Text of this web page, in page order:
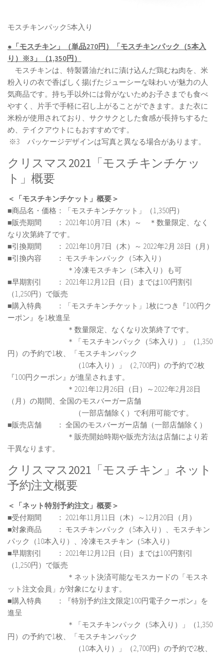
モスチキンパック5本入り
●「モスチキン」（単品270円）「モスチキンパック（5本入
り）※3」（1,350円）
モスチキンは、特製醤油だれに漬け込んだ鶏むね肉を、米
粉入りの衣で香ばしく揚げたジューシーな味わいが魅力の人
気商品です。持ち手以外には骨がないためお子さまでも食べ
やすく、片手で手軽に召し上がることができます。また衣に
米粉が使用されており、サクサクとした食感が長持ちするた
め、テイクアウトにもおすすめです。
※3 パッケージデザインは写真と異なる場合があります。
クリスマス2021「モスチキンチケッ
ト」概要
＜「モスチキンチケット」概要＞
■商品名・価格：「モスチキンチケット」（1,350円）
■販売期間 ： 2021年10月7日（木）～ ＊数量限定、なく
なり次第終了です。
■引換期間 ： 2021年10月7日（木）～ 2022年2月 28日（月）
■引換内容 ： モスチキンパック（5本入り）
＊冷凍モスチキン（5本入り）も可
■早期割引 ： 2021年12月12日（日）までは100円割引
（1,250円）で販売
■購入特典 ：「モスチキンチケット」1枚につき『100円ク
ーポン』を1枚進呈
＊数量限定、なくなり次第終了です。
＊「モスチキンパック（5本入り）」（1,350
円）の予約で1枚、「モスチキンパック
（10本入り）」（2,700円）の予約で2枚
『100円クーポン』が進呈されます。
＊2021年12月26日（日）～2022年2月28日
（月）の期間、全国のモスバーガー店舗
（一部店舗除く）で利用可能です。
■販売店舗 ： 全国のモスバーガー店舗（一部店舗除く）
＊販売開始時期や販売方法は店舗により若
干異なります。
クリスマス2021「モスチキン」ネット
予約注文概要
＜「ネット特別予約注文」概要＞
■受付期間 ： 2021年11月11日（木）～12月20日（月）
■対象商品 ： モスチキンパック（5本入り）、モスチキン
パック（10本入り）、冷凍モスチキン（5本入り）
■早期割引 ： 2021年12月12日（日）までは100円割引
（1,250円）で販売
＊ネット決済可能なモスカードの「モスネ
ット注文会員」が対象になります。
■購入特典 ：『特別予約注文限定100円電子クーポン』を
進呈
＊「モスチキンパック（5本入り）」（1,350
円）の予約で1枚、「モスチキンパック
（10本入り）」（2,700円）の予約で2枚、